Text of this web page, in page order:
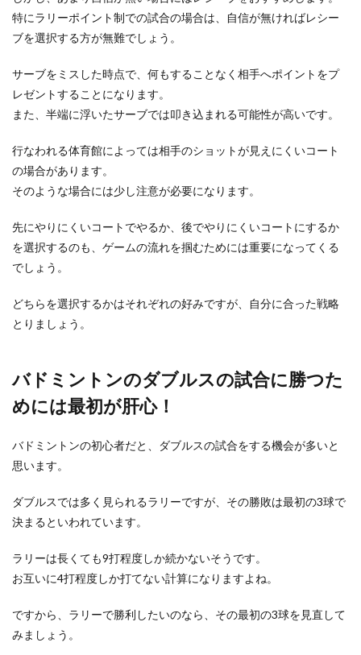
特にラリーポイント制での試合の場合は、自信が無ければレシー
ブを選択する方が無難でしょう。
サーブをミスした時点で、何もすることなく相手へポイントをプ
レゼントすることになります。
また、半端に浮いたサーブでは叩き込まれる可能性が高いです。
行なわれる体育館によっては相手のショットが見えにくいコート
の場合があります。
そのような場合には少し注意が必要になります。
先にやりにくいコートでやるか、後でやりにくいコートにするか
を選択するのも、ゲームの流れを掴むためには重要になってくる
でしょう。
どちらを選択するかはそれぞれの好みですが、自分に合った戦略
とりましょう。
バドミントンのダブルスの試合に勝つた
めには最初が肝心！
バドミントンの初心者だと、ダブルスの試合をする機会が多いと
思います。
ダブルスでは多く見られるラリーですが、その勝敗は最初の3球で
決まるといわれています。
ラリーは長くても9打程度しか続かないそうです。
お互いに4打程度しか打てない計算になりますよね。
ですから、ラリーで勝利したいのなら、その最初の3球を見直して
みましょう。